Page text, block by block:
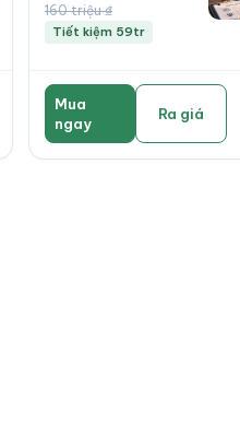
160 triệu ₫
Tiết kiệm 59tr
Mua
ngay
Ra giá